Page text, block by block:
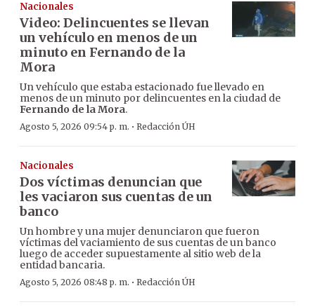
Nacionales
Video: Delincuentes se llevan
un vehículo en menos de un
minuto en Fernando de la
Mora
Un vehículo que estaba estacionado fue llevado en
menos de un minuto por delincuentes en la ciudad de
Fernando de la Mora.
Agosto 5, 2026 09:54 p. m. · Redacción ÚH
Nacionales
Dos víctimas denuncian que
les vaciaron sus cuentas de un
banco
Un hombre y una mujer denunciaron que fueron
víctimas del vaciamiento de sus cuentas de un banco
luego de acceder supuestamente al sitio web de la
entidad bancaria.
Agosto 5, 2026 08:48 p. m. · Redacción ÚH